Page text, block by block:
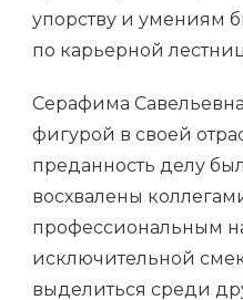
упорству и умениям
по карьерной
Серафима Савельевна
фигурой в своей
преданность делу
восхвалены
профессиональным
исключительной
выделиться среди